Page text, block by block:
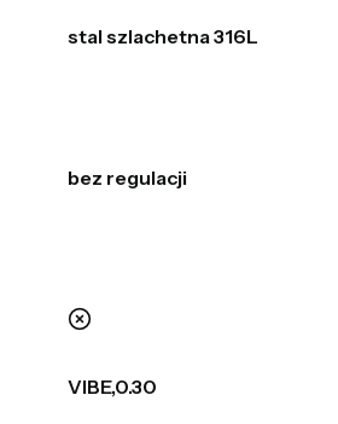
stal szlachetna 316L
bez regulacji
nie
VIBE,0.30